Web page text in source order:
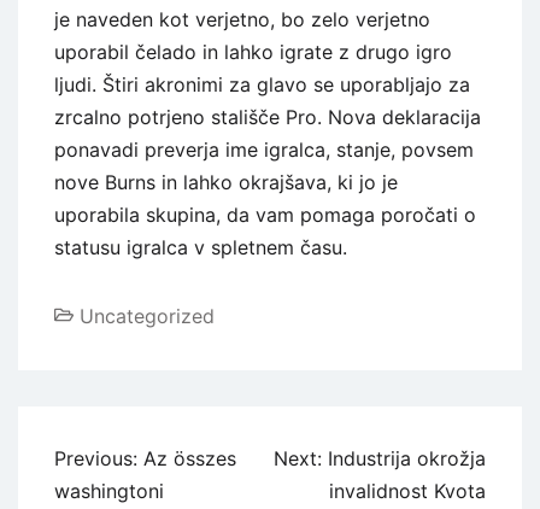
je naveden kot verjetno, bo zelo verjetno
uporabil čelado in lahko igrate z drugo igro
ljudi. Štiri akronimi za glavo se uporabljajo za
zrcalno potrjeno stališče Pro. Nova deklaracija
ponavadi preverja ime igralca, stanje, povsem
nove Burns in lahko okrajšava, ki jo je
uporabila skupina, da vam pomaga poročati o
statusu igralca v spletnem času.
Uncategorized
Previous: Az összes
washingtoni
Next: Industrija okrožja
invalidnost Kvota